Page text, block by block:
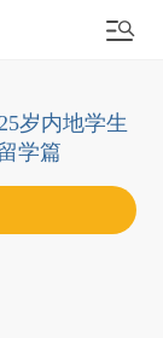
岁内地学生
学篇